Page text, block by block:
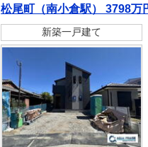
松尾町（南小倉駅） 3798万
新築一戸建て